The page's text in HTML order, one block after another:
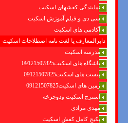
نمایندگی کفشهای اسکیت
سی دی و فیلم آموزش اسکیت
آکادمی های اسکیت
دایرالمعارف یا لغت نامه اصطلاحات اسکیت
مدرسه اسکیت
باشگاه های اسکیت09121507825
پیست های اسکیت09121507825
زمین های اسکیت09121507825
استرج اسکیت ودوچرخه
مهدی مرادی
پکیج کامل کفش اسکیت